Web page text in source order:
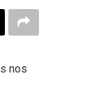
nos